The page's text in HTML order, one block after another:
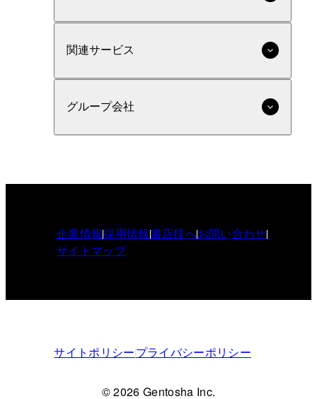
関連サービス
グループ会社
企業情報採用情報書店様へお問い合わせ
サイトマップ
サイトポリシープライバシーポリシー
© 2026 Gentosha Inc.